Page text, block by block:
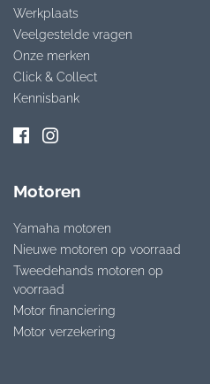
Werkplaats
Veelgestelde vragen
Onze merken
Click & Collect
Kennisbank
Motoren
Yamaha motoren
Nieuwe motoren op voorraad
Tweedehands motoren op
voorraad
Motor financiering
Motor verzekering